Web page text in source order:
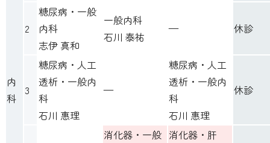
内
科
2
糖尿病・一般
内科
志伊 真和
一般内科
石川 泰祐
— 休診
3
糖尿病・人工
透析・一般内
科
石川 惠理
—
糖尿病・人工
透析・一般内
科
石川 惠理
休診
消化器・一般 消化器・肝